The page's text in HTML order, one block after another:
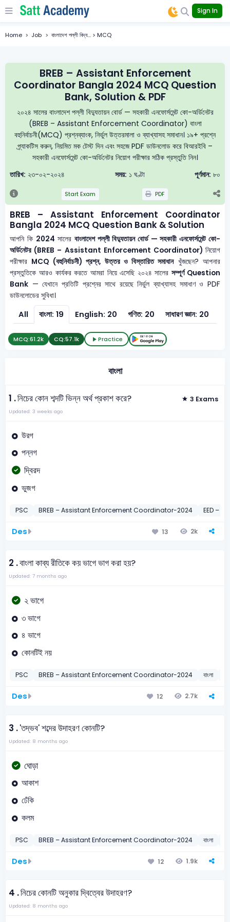
Sign In
Home Job বাংলাদেশ পল্লী বিদ্য... > MCQ
BREB – Assistant Enforcement
Coordinator Bangla 2024 MCQ Question
Bank, Solution & PDF
২০২৪ সালের বাংলাদেশ পল্লী বিদ্যুতায়ন বোর্ড — সহকারী এনফোর্সমেন্ট কো-অর্ডিনেটর
(BREB – Assistant Enforcement Coordinator) বাংলা
বহুনির্বাচনী(MCQ) প্রশ্নব্যাংক, নির্ভুল উত্তরমালা ও ব্যাখ্যাসহ সমাধান। ১৯+ প্রশ্নে
প্র্যাকটিস করুন, নিয়মিত মক টেস্ট দিন এবং সহজে PDF ডাউনলোড করে বিআরইবি –
সহকারী এনফোর্সমেন্ট কো-অর্ডিনেটর নিয়োগ পরীক্ষার সঠিক প্রস্তুতি নিন।
তারিখ: ২৩-০২-২০২৪ সময়: ১ ঘণ্টা পূর্ণমান: ৮০
Start Exam PDF
BREB – Assistant Enforcement Coordinator
Bangla 2024 MCQ Question Bank & Solution
আপনি কি 2024 সালের বাংলাদেশ পল্লী বিদ্যুতায়ন বোর্ড — সহকারী এনফোর্সমেন্ট কো-
অর্ডিনেটর (BREB – Assistant Enforcement Coordinator) নিয়োগ
পরীক্ষার MCQ (বহুনির্বাচনী) প্রশ্ন, উত্তর ও বিস্তারিত সমাধানখুঁজছেন? আপনার
প্রস্তুতিকে আরও কার্যকর করতে আমরা নিয়ে এসেছি ২০২৪ সালেরসম্পূর্ণ Question
Bank — যেখানে প্রতিটি প্রশ্নের সাথে রয়েছে নির্ভুল ব্যাখ্যাসহ সমাধাণ ও PDF
ডাউনলোডের সুবিধা।
All বাংলা: 19 English: 20 গণিত: 20 সাধারণ জ্ঞান: 20
MCQ:61.2k CQ:57.1k Practice
বাংলা
1 .নিচের কোন শব্দটি ভিন্ন অর্থ প্রকাশ করে? 3 Exams
Updated: 3 weeks ago
উরগ
পন্নগ
দ্বিরদ
ভুজগ
PSC BREB – Assistant Enforcement Coordinator-2024 EED –
Des 13 2k
2 .বাংলা কাব্য রীতিকে কয় ভাগে ভাগ করা হয়?
Updated: 7 months ago
২ ভাগে
৩ ভাগে
৪ ভাগে
কোনটিই নয়
PSC BREB – Assistant Enforcement Coordinator-2024 বাংলা
Des 12 2.7k
3 .'তদ্ভব' শব্দের উদাহরণ কোনটি?
Updated: 8 months ago
ঘোড়া
আকাশ
ঢেঁকি
কলম
PSC BREB – Assistant Enforcement Coordinator-2024 বাংলা
Des 12 1.9k
4 .নিচের কোনটি অনুকার দ্বিত্বের উদাহরণ?
Updated: 8 months ago